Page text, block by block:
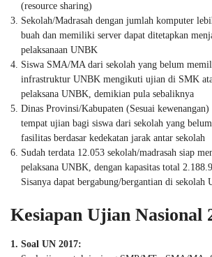
(resource sharing)
Sekolah/Madrasah dengan jumlah komputer
buah dan memiliki server dapat ditetapkan
pelaksanaan UNBK
Siswa SMA/MA dari sekolah yang belum
infrastruktur UNBK mengikuti ujian di SMK
pelaksana UNBK, demikian pula sebaliknya
Dinas Provinsi/Kabupaten (Sesuai kewenangan)
tempat ujian bagi siswa dari sekolah yang
fasilitas berdasar kedekatan jarak antar sekolah
Sudah terdata 12.053 sekolah/madrasah siap
pelaksana UNBK, dengan kapasitas total
Sisanya dapat bergabung/bergantian di sekolah
Kesiapan Ujian Nasional
1. Soal UN 2017: